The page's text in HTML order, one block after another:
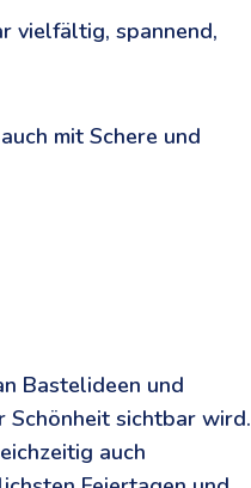
vielfältig, spannend,
mit Schere und
Bastelideen und
Schönheit sichtbar wird.
auch